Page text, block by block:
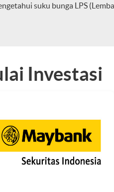
suku bunga LPS
Investasi